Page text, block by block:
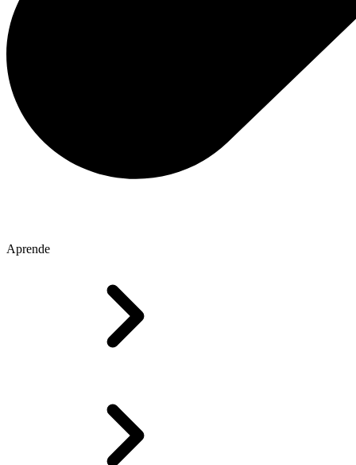
Aprende